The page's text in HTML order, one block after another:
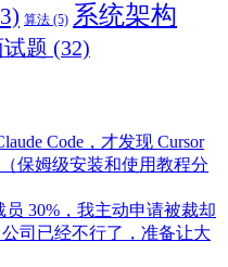
算法 (5) 系统架构
题 (32)
Code，才发现 Cursor
保姆级安装和使用教程分
员 30%，我主动申请被裁却
司已经不行了，准备让大